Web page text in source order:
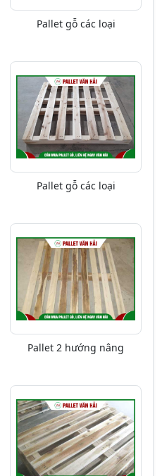
Pallet gỗ các loại
Pallet gỗ các loại
Pallet 2 hướng nâng